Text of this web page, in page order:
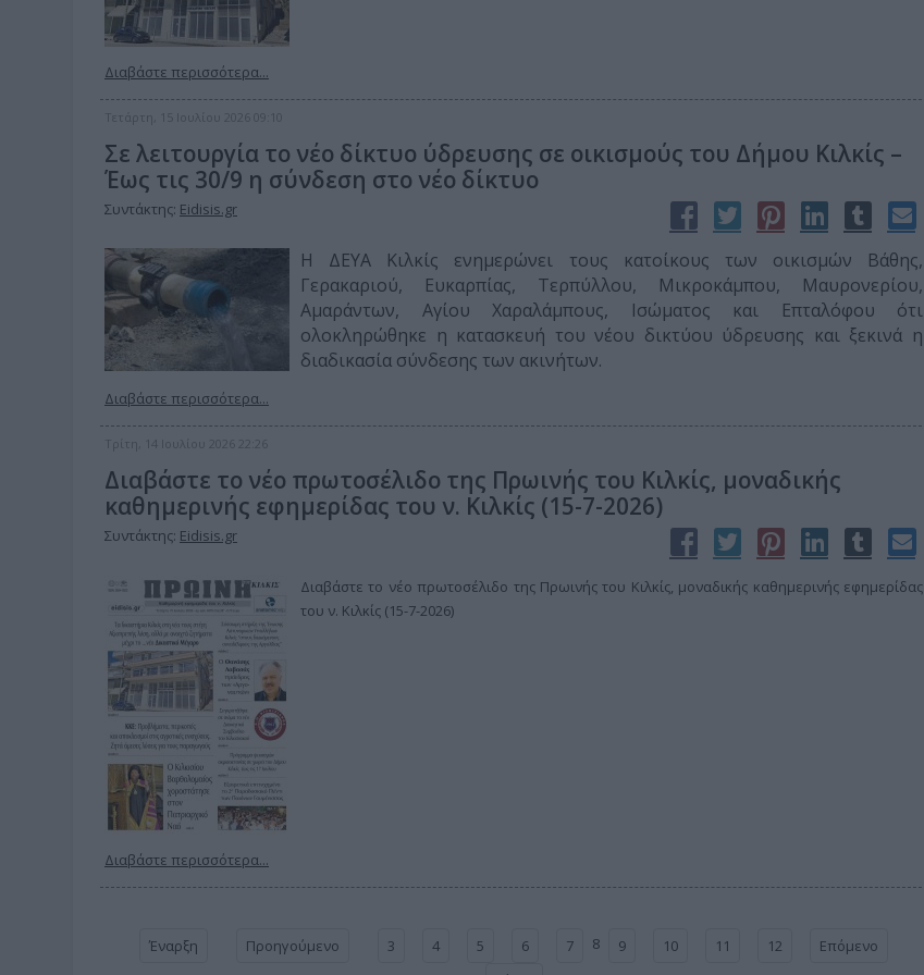
Διαβάστε περισσότερα...
Τετάρτη, 15 Ιουλίου 2026 09:10
Σε λειτουργία το νέο δίκτυο ύδρευσης σε οικισμούς του Δήμου Κιλκίς –
Έως τις 30/9 η σύνδεση στο νέο δίκτυο
Συντάκτης: Eidisis.gr
Η ΔΕΥΑ Κιλκίς ενημερώνει τους κατοίκους των οικισμών Βάθης,
Γερακαριού, Ευκαρπίας, Τερπύλλου, Μικροκάμπου, Μαυρονερίου,
Αμαράντων, Αγίου Χαραλάμπους, Ισώματος και Επταλόφου ότι
ολοκληρώθηκε η κατασκευή του νέου δικτύου ύδρευσης και ξεκινά η
διαδικασία σύνδεσης των ακινήτων.
Διαβάστε περισσότερα...
Τρίτη, 14 Ιουλίου 2026 22:26
Διαβάστε το νέο πρωτοσέλιδο της Πρωινής του Κιλκίς, μοναδικής
καθημερινής εφημερίδας του ν. Κιλκίς (15-7-2026)
Συντάκτης: Eidisis.gr
Διαβάστε το νέο πρωτοσέλιδο της Πρωινής του Κιλκίς, μοναδικής καθημερινής εφημερίδας
του ν. Κιλκίς (15-7-2026)
Διαβάστε περισσότερα...
Έναρξη Προηγούμενο 3 4 5 6 7 8 9 10 11 12
Επόμενο